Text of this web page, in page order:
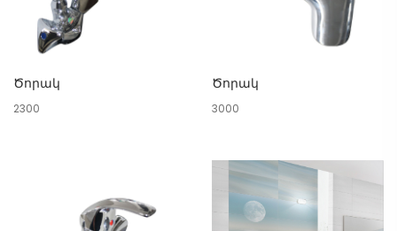
Ծորակ
2300
Ծորակ
3000